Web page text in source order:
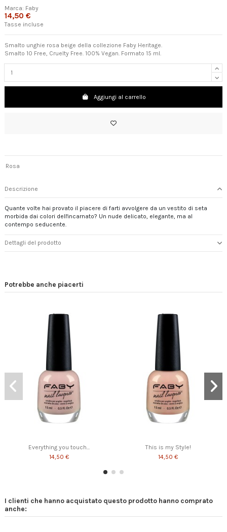
Marca: Faby
14,50 €
Tasse incluse
Smalto unghie rosa beige della collezione Faby Heritage.
Smalto 10 Free, Cruelty Free. 100% Vegan. Formato 15 ml.
Aggiungi al carrello
Rosa
Descrizione
Quante volte hai provato il piacere di farti avvolgere da un vestito di seta
morbida dai colori dell'incarnato? Un nude delicato, elegante, ma al
contempo seducente.
Dettagli del prodotto
Potrebbe anche piacerti
Everything you touch...
14,50 €
This is my Style!
14,50 €
I clienti che hanno acquistato questo prodotto hanno comprato
anche: